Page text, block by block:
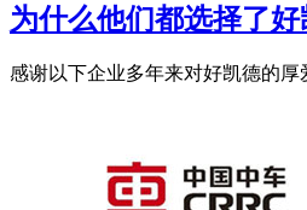
为什么他们都选择了好
感谢以下企业多年来对好凯德的厚